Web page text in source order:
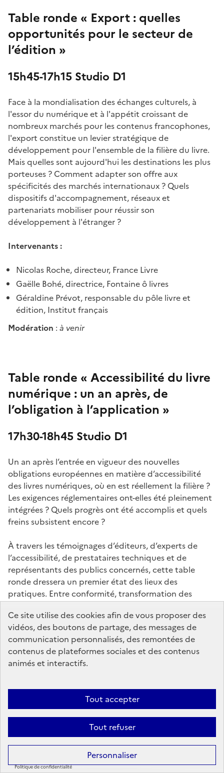
Ce site utilise des cookies afin de vous proposer des
vidéos, des boutons de partage, des messages de
communication personnalisés, des remontées de
contenus de plateformes sociales et des contenus
animés et interactifs.
Tout accepter
Tout refuser
Personnaliser
Politique de confidentialité
Table ronde « Export : quelles
opportunités pour le secteur de
l’édition »
15h45-17h15 Studio D1
Face à la mondialisation des échanges culturels, à
l'essor du numérique et à l'appétit croissant de
nombreux marchés pour les contenus francophones,
l'export constitue un levier stratégique de
développement pour l'ensemble de la filière du livre.
Mais quelles sont aujourd'hui les destinations les plus
porteuses ? Comment adapter son offre aux
spécificités des marchés internationaux ? Quels
dispositifs d'accompagnement, réseaux et
partenariats mobiliser pour réussir son
développement à l'étranger ?
Intervenants :
Nicolas Roche, directeur, France Livre
Gaëlle Bohé, directrice, Fontaine ô livres
Géraldine Prévot, responsable du pôle livre et
édition, Institut français
Modération : à venir
Table ronde « Accessibilité du livre
numérique : un an après, de
l’obligation à l’application »
17h30-18h45 Studio D1
Un an après l’entrée en vigueur des nouvelles
obligations européennes en matière d’accessibilité
des livres numériques, où en est réellement la filière ?
Les exigences réglementaires ont-elles été pleinement
intégrées ? Quels progrès ont été accomplis et quels
freins subsistent encore ?
À travers les témoignages d’éditeurs, d’experts de
l’accessibilité, de prestataires techniques et de
représentants des publics concernés, cette table
ronde dressera un premier état des lieux des
pratiques. Entre conformité, transformation des
métiers et amélioration de l’expérience de lecture, les
intervenants partageront leurs retours d’expérience et
les enseignements tirés de cette première année de
mise en œuvre.
Une rencontre pour passer du cadre réglementaire
prochaines étapes d’un livre numérique plus inclusif.
Clémentine Guinebert, chargée de mission,
commissions numérique et adhésions, SNE
Florent Souillot, responsable numérique du livre